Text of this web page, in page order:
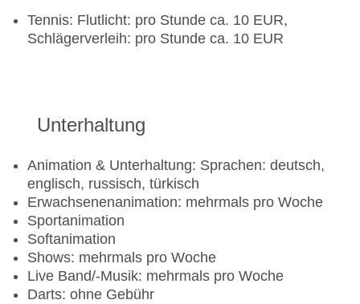
Tennis: Flutlicht: pro Stunde ca. 10 EUR,
Schlägerverleih: pro Stunde ca. 10 EUR
Unterhaltung
Animation & Unterhaltung: Sprachen: deutsch,
englisch, russisch, türkisch
Erwachsenenanimation: mehrmals pro Woche
Sportanimation
Softanimation
Shows: mehrmals pro Woche
Live Band/-Musik: mehrmals pro Woche
Darts: ohne Gebühr